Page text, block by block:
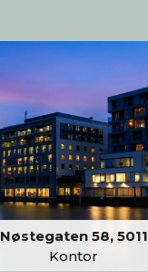
Nøstegaten 58, 5011
Kontor